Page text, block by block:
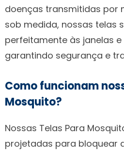
doenças transmitidas por
sob medida, nossas telas
perfeitamente às janelas
garantindo segurança e
Como funcionam
Mosquito?
Nossas Telas Para
projetadas para bloquear